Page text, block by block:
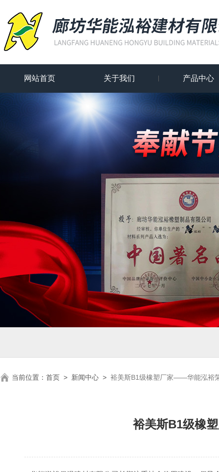
网站首页 关于我们 产品中心
当前位置： 首页 > 新闻中心 > 裕美斯B1级橡塑厂家——华能泓裕
裕美斯B1级橡